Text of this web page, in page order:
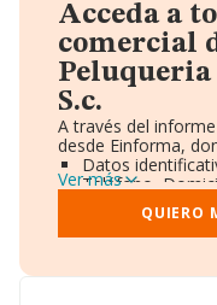
Acceda a
comercial
Peluqueria
S.c.
A través del
desde Einforma,
Datos
Teléfono,
Informe
Gráficos de
Consejo de
Accionistas.
Ver más
QUIERO